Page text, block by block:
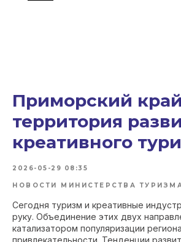
Приморский
территория
креативного
2026-05-29 08:35
НОВОСТИ МИНИСТЕРСТВА
Сегодня туризм и креативные
руку. Объединение этих двух
катализатором популяризации
привлекательности. Тенденции